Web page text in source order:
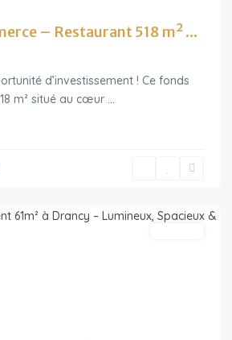
– Restaurant 518 m² ...
d’investissement ! Ce fonds
m² situé au cœur ...